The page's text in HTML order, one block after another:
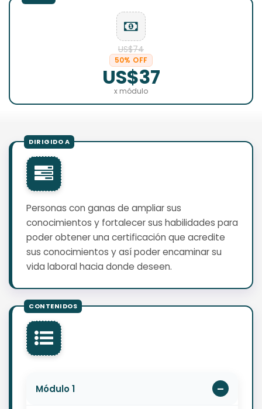
US$74
50% OFF
US$37
x módulo
Personas con ganas de ampliar sus
conocimientos y fortalecer sus habilidades para
poder obtener una certificación que acredite
sus conocimientos y así poder encaminar su
vida laboral hacia donde deseen.
Módulo 1